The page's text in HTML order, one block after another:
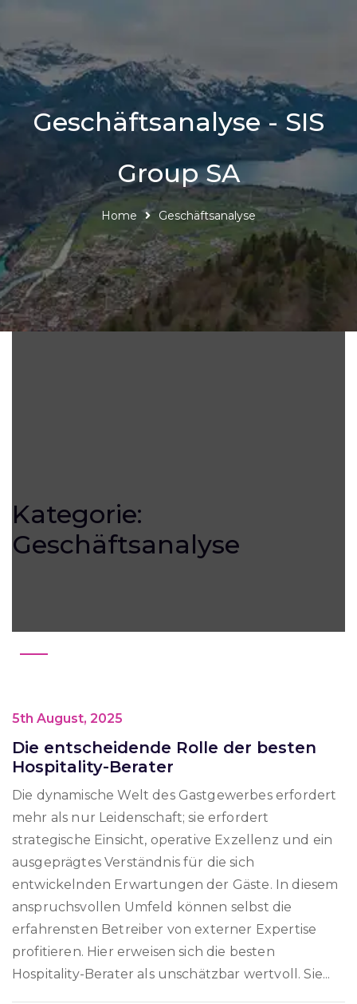
Geschäftsanalyse - SIS
Group SA
Home Geschäftsanalyse
Kategorie:
Geschäftsanalyse
5th August, 2025
Die entscheidende Rolle der besten
Hospitality-Berater
Die dynamische Welt des Gastgewerbes erfordert
mehr als nur Leidenschaft; sie erfordert
strategische Einsicht, operative Exzellenz und ein
ausgeprägtes Verständnis für die sich
entwickelnden Erwartungen der Gäste. In diesem
anspruchsvollen Umfeld können selbst die
erfahrensten Betreiber von externer Expertise
profitieren. Hier erweisen sich die besten
Hospitality-Berater als unschätzbar wertvoll. Sie...